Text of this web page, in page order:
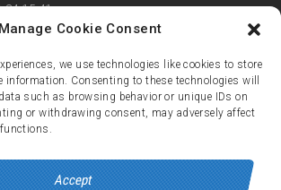
Manage Cookie Consent
we use technologies like cookies to store
information. Consenting to these technologies will
such as browsing behavior or unique IDs on
or withdrawing consent, may adversely affect
Accept
24 15 41
Mentions légales
Contact
crédits